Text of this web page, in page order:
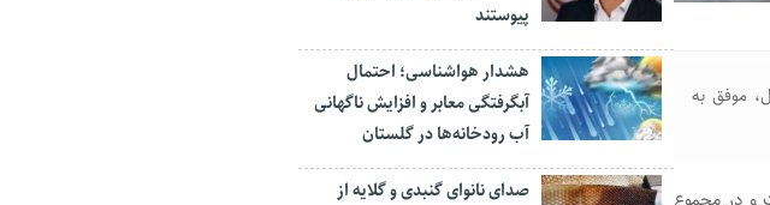
موفق به
پیوستند
هشدار هواشناسی؛ احتمال
آبگرفتگی معابر و افزایش ناگهانی
آب رودخانه‌ها در گلستان
صدای نانوای گنبدی و گلایه از